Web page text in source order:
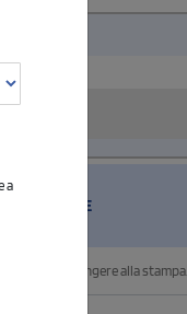
INSERIRE
aggiungere alla stampa.
a